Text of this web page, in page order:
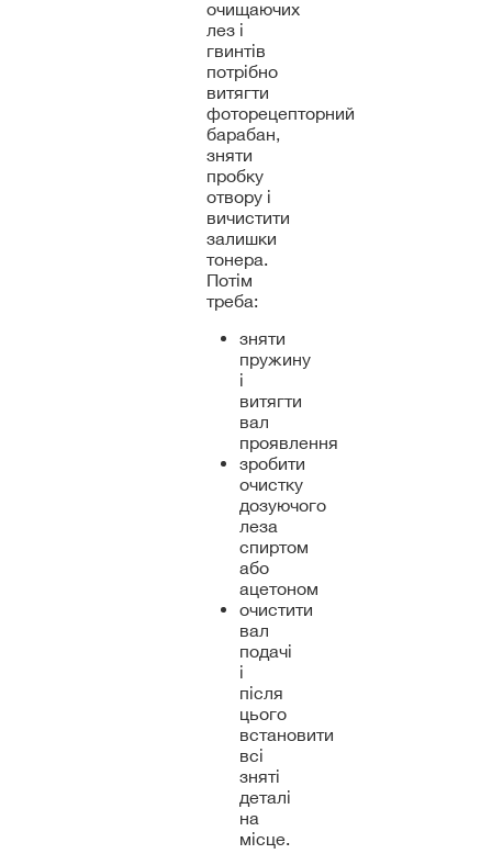
очищаючих
лез і
гвинтів
потрібно
витягти
фоторецепторний
барабан,
зняти
пробку
отвору і
вичистити
залишки
тонера.
Потім
треба:
зняти
пружину
і
витягти
вал
проявлення
зробити
очистку
дозуючого
леза
спиртом
або
ацетоном
очистити
вал
подачі
і
після
цього
встановити
всі
зняті
деталі
на
місце.